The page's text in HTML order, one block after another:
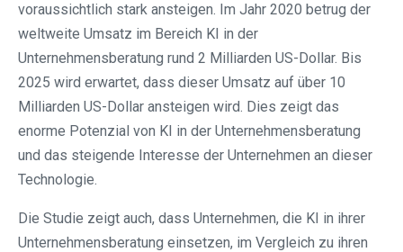
voraussichtlich stark ansteigen. Im Jahr 2020 betrug der
weltweite Umsatz im Bereich KI in der
Unternehmensberatung rund 2 Milliarden US-Dollar. Bis
2025 wird erwartet, dass dieser Umsatz auf über 10
Milliarden US-Dollar ansteigen wird. Dies zeigt das
enorme Potenzial von KI in der Unternehmensberatung
und das steigende Interesse der Unternehmen an dieser
Technologie.
Die Studie zeigt auch, dass Unternehmen, die KI in ihrer
Unternehmensberatung einsetzen, im Vergleich zu ihren